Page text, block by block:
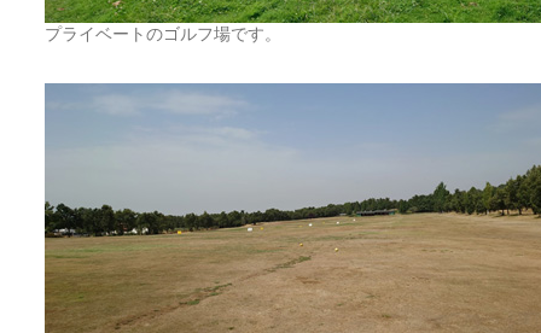
プライベートのゴルフ場です。